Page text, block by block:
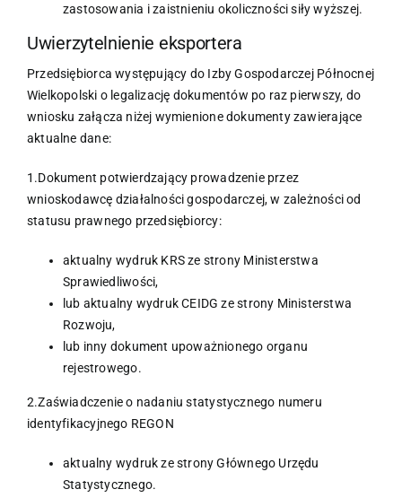
zastosowania i zaistnieniu okoliczności siły wyższej.
Uwierzytelnienie eksportera
Przedsiębiorca występujący do Izby Gospodarczej Północnej
Wielkopolski o legalizację dokumentów po raz pierwszy, do
wniosku załącza niżej wymienione dokumenty zawierające
aktualne dane:
1.Dokument potwierdzający prowadzenie przez
wnioskodawcę działalności gospodarczej, w zależności od
statusu prawnego przedsiębiorcy:
aktualny wydruk KRS ze strony Ministerstwa
Sprawiedliwości,
lub aktualny wydruk CEIDG ze strony Ministerstwa
Rozwoju,
lub inny dokument upoważnionego organu
rejestrowego.
2.Zaświadczenie o nadaniu statystycznego numeru
identyfikacyjnego REGON
aktualny wydruk ze strony Głównego Urzędu
Statystycznego.